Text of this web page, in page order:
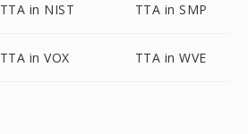
TTA in NIST TTA in SMP
TTA in VOX TTA in WVE